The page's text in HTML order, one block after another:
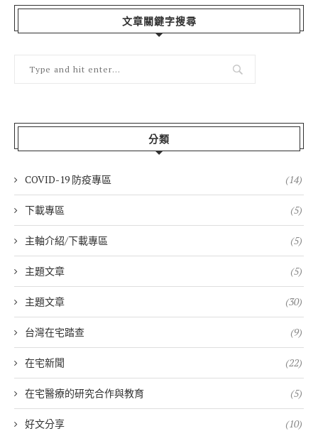
文章關鍵字搜尋
分類
COVID-19 防疫專區 (14)
下載專區 (5)
主軸介紹/下載專區 (5)
主題文章 (5)
主題文章 (30)
台灣在宅踏查 (9)
在宅新聞 (22)
在宅醫療的研究合作與教育 (5)
好文分享 (10)